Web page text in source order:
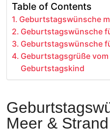
Table of Contents
Geburtstagswünsche
Geburtstagswünsche
Geburtstagswünsche
Geburtstagsgrüße vom
Geburtstagskind
Meer & Strand